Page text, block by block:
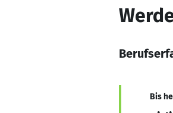
Bis